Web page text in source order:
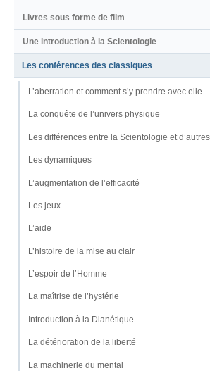
Livres sous forme de film
Une introduction à la Scientologie
Les conférences des classiques
L’aberration et comment s’y prendre avec elle
La conquête de l’univers physique
Les différences entre la Scientologie et
Les dynamiques
L’augmentation de l’efficacité
Les jeux
L’aide
L’histoire de la mise au clair
L’espoir de l’Homme
La maîtrise de l’hystérie
Introduction à la Dianétique
La détérioration de la liberté
La machinerie du mental